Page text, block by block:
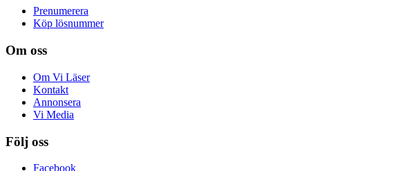
Prenumerera
Köp lösnummer
Om oss
Om Vi Läser
Kontakt
Annonsera
Vi Media
Följ oss
Facebook